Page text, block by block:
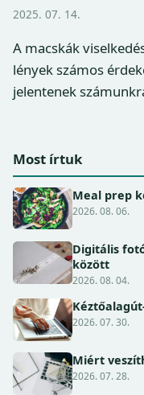
2025. 07. 14.
A macskák
lények számos
jelentenek
Most írtuk
Meal prep
2026. 08. 06.
Digitális
között
2026. 08. 04.
2026. 07. 30.
Miért
2026. 07. 28.